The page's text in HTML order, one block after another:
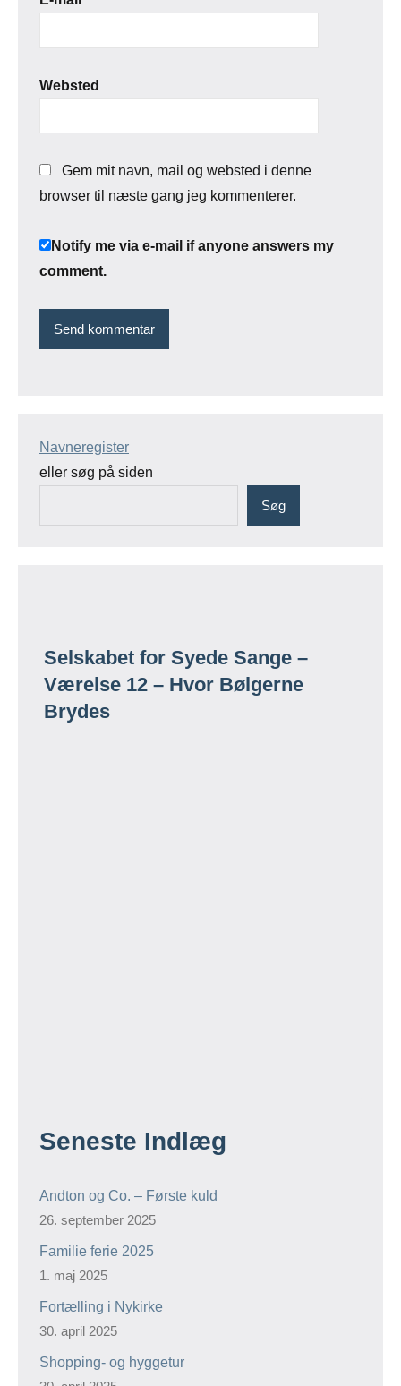
Websted
Gem mit navn, mail og websted i denne
browser til næste gang jeg kommenterer.
Notify me via e-mail if anyone answers my
comment.
Navneregister
eller søg på siden
Søg
Selskabet for Syede Sange –
Værelse 12 – Hvor Bølgerne
Brydes
Seneste Indlæg
Andton og Co. – Første kuld
26. september 2025
Familie ferie 2025
1. maj 2025
Fortælling i Nykirke
30. april 2025
Shopping- og hyggetur